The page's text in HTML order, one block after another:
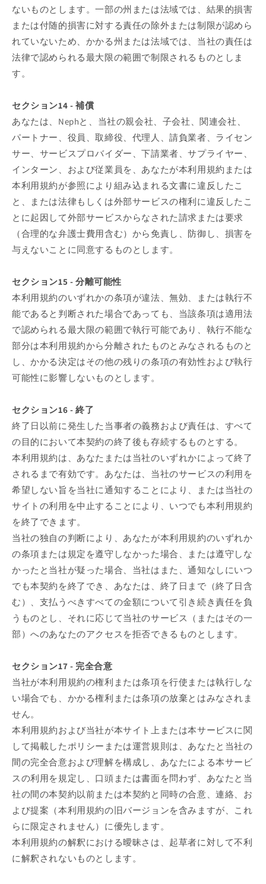
ないものとします。一部の州または法域では、結果的損害
または付随的損害に対する責任の除外または制限が認めら
れていないため、かかる州または法域では、当社の責任は
法律で認められる最大限の範囲で制限されるものとしま
す。
セクション14 - 補償
あなたは、Nephと、当社の親会社、子会社、関連会社、
パートナー、役員、取締役、代理人、請負業者、ライセン
サー、サービスプロバイダー、下請業者、サプライヤー、
インターン、および従業員を、あなたが本利用規約または
本利用規約が参照により組み込まれる文書に違反したこ
と、または法律もしくは外部サービスの権利に違反したこ
とに起因して外部サービスからなされた請求または要求
（合理的な弁護士費用含む）から免責し、防御し、損害を
与えないことに同意するものとします。
セクション15 - 分離可能性
本利用規約のいずれかの条項が違法、無効、または執行不
能であると判断された場合であっても、当該条項は適用法
で認められる最大限の範囲で執行可能であり、執行不能な
部分は本利用規約から分離されたものとみなされるものと
し、かかる決定はその他の残りの条項の有効性および執行
可能性に影響しないものとします。
セクション16 - 終了
終了日以前に発生した当事者の義務および責任は、すべて
の目的において本契約の終了後も存続するものとする。
本利用規約は、あなたまたは当社のいずれかによって終了
されるまで有効です。あなたは、当社のサービスの利用を
希望しない旨を当社に通知することにより、または当社の
サイトの利用を中止することにより、いつでも本利用規約
を終了できます。
当社の独自の判断により、あなたが本利用規約のいずれか
の条項または規定を遵守しなかった場合、または遵守しな
かったと当社が疑った場合、当社はまた、通知なしにいつ
でも本契約を終了でき、あなたは、終了日まで（終了日含
む）、支払うべきすべての金額について引き続き責任を負
うものとし、それに応じて当社のサービス（またはその一
部）へのあなたのアクセスを拒否できるものとします。
セクション17 - 完全合意
当社が本利用規約の権利または条項を行使または執行しな
い場合でも、かかる権利または条項の放棄とはみなされま
せん。
本利用規約および当社が本サイト上または本サービスに関
して掲載したポリシーまたは運営規則は、あなたと当社の
間の完全合意および理解を構成し、あなたによる本サービ
スの利用を規定し、口頭または書面を問わず、あなたと当
社の間の本契約以前または本契約と同時の合意、連絡、お
よび提案（本利用規約の旧バージョンを含みますが、これ
らに限定されません）に優先します。
本利用規約の解釈における曖昧さは、起草者に対して不利
に解釈されないものとします。